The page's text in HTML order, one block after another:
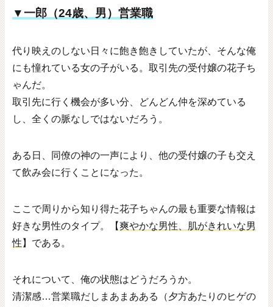
▼一郎（24歳、男）営業職
代り映えのしない日々 に飽き飽きしていたが、そんな俺
にも憧れている女の子がいる。取引先の受付嬢の花子ち
ゃんだ。
取引先に行く機会が多い分、どんどん仲を深めている
し、全くの脈なしではないだろう。
ある日、同僚の神の一声により、他の受付嬢の子も交え
て飲み会に行くことになった。
ここで周りから知り得た花子ちゃんの最も重要な情報は
好きな男性のタイプ。【爽やかな男性、肌がきれいな男
性 】である。
それについて、俺の状態はどうだろうか。
清潔感…営業職だしまあまあある（夕方あたりのヒゲの